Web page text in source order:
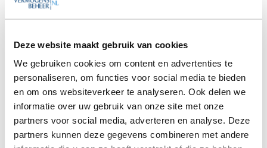
Deze website maakt gebruik van cookies
We gebruiken cookies om content en advertenties te
personaliseren, om functies voor social media te bieden
en om ons websiteverkeer te analyseren. Ook delen we
informatie over uw gebruik van onze site met onze
partners voor social media, adverteren en analyse. Deze
partners kunnen deze gegevens combineren met andere
vermogensbeheerder?
Vraag dan gratis en geheel vrijblijvend een
een selectie van goede vermogensbeheerders die het
voorkeuren.
Gratis Selectierapport
Anderen bekeken ook: